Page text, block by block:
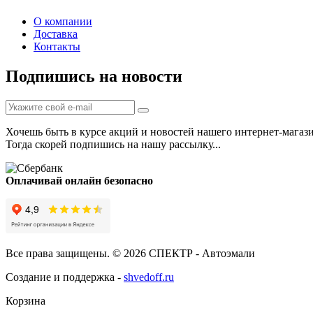
О компании
Доставка
Контакты
Подпишись на новости
Хочешь быть в курсе акций и новостей нашего интернет-
Тогда скорей подпишись на нашу рассылку...
Оплачивай онлайн безопасно
Все права защищены. © 2026 СПЕКТР - Автоэмали
Создание и поддержка - shvedoff.ru
Корзина